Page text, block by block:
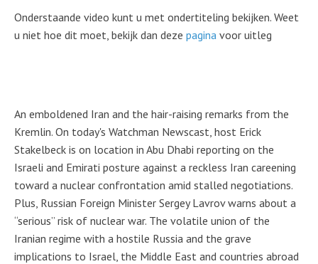
Onderstaande video kunt u met ondertiteling bekijken. Weet
u niet hoe dit moet, bekijk dan deze pagina voor uitleg
An emboldened Iran and the hair-raising remarks from the
Kremlin. On today's Watchman Newscast, host Erick
Stakelbeck is on location in Abu Dhabi reporting on the
Israeli and Emirati posture against a reckless Iran careening
toward a nuclear confrontation amid stalled negotiations.
Plus, Russian Foreign Minister Sergey Lavrov warns about a
“serious” risk of nuclear war. The volatile union of the
Iranian regime with a hostile Russia and the grave
implications to Israel, the Middle East and countries abroad